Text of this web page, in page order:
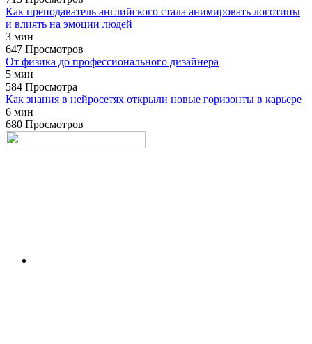
Как преподаватель английского стала анимировать логотипы
и влиять на эмоции людей
3 мин
647 Просмотров
От физика до профессионального дизайнера
5 мин
584 Просмотра
Как знания в нейросетях открыли новые горизонты в карьере
6 мин
680 Просмотров